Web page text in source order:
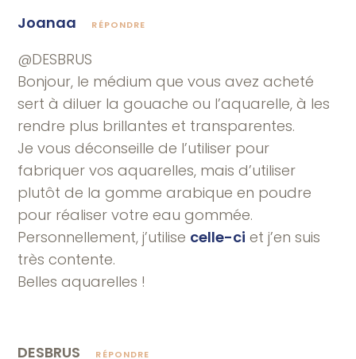
Joanaa RÉPONDRE
@DESBRUS
Bonjour, le médium que vous avez acheté
sert à diluer la gouache ou l’aquarelle, à les
rendre plus brillantes et transparentes.
Je vous déconseille de l’utiliser pour
fabriquer vos aquarelles, mais d’utiliser
plutôt de la gomme arabique en poudre
pour réaliser votre eau gommée.
Personnellement, j’utilise celle-ci et j’en suis
très contente.
Belles aquarelles !
DESBRUS RÉPONDRE